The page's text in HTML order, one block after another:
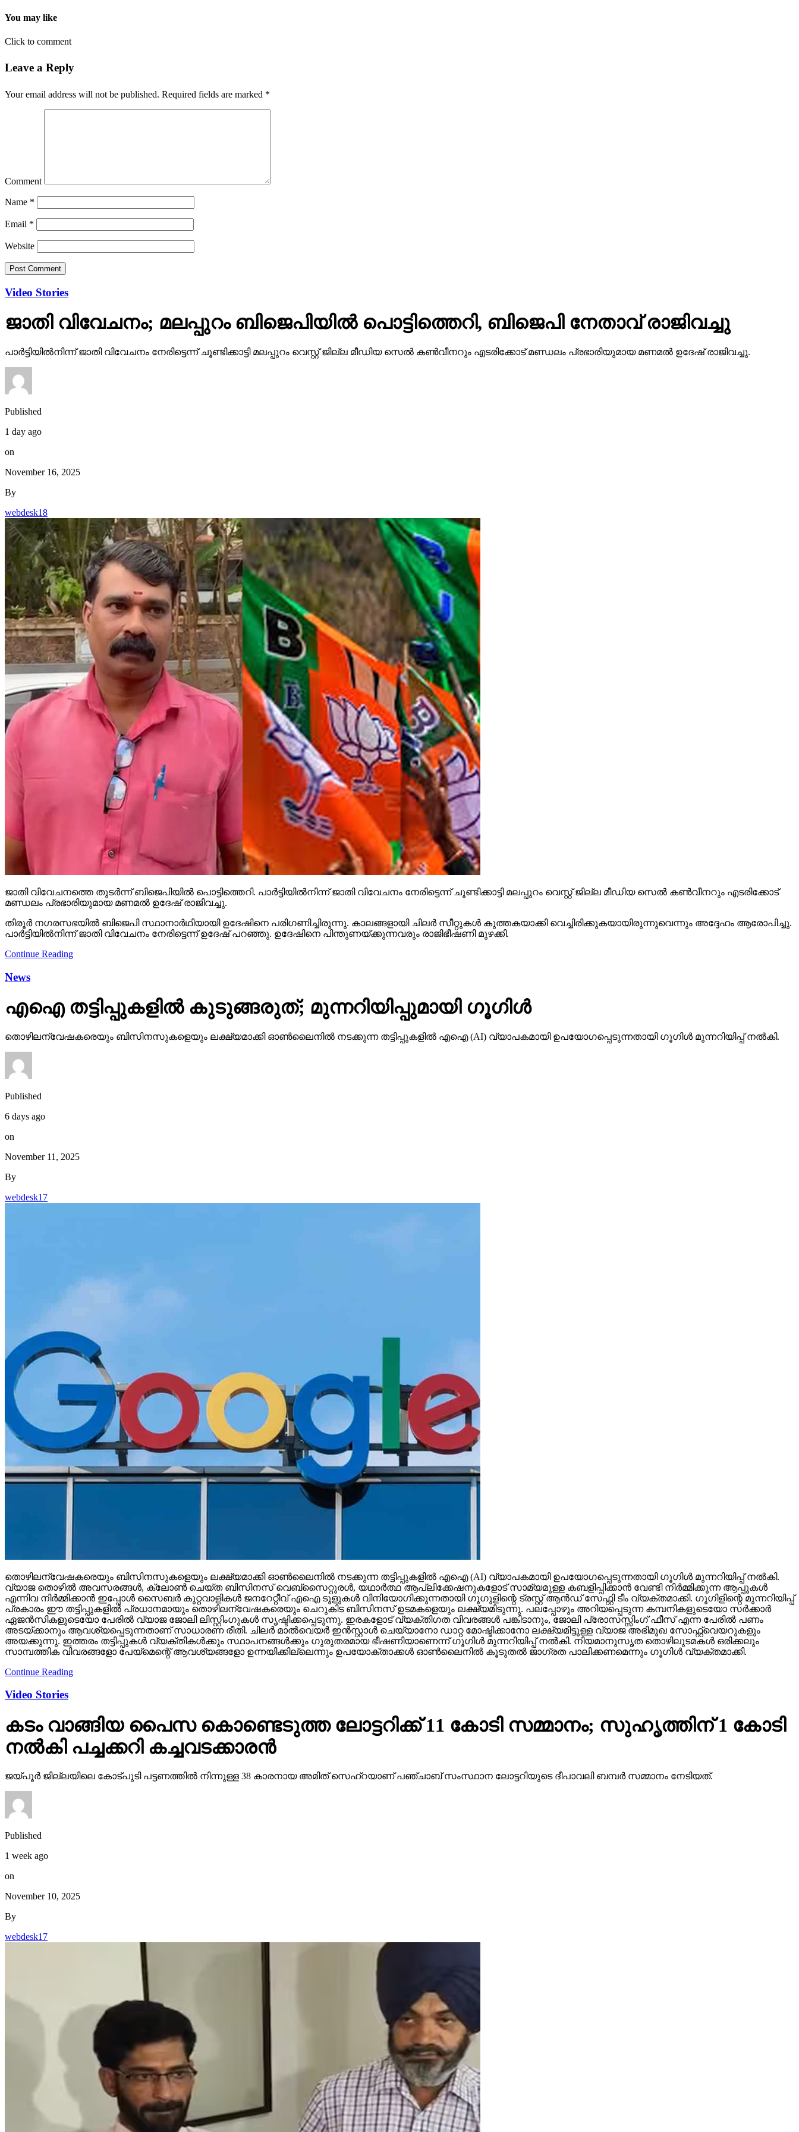
You may like
Click to comment
Leave a Reply
Your email address will not be published. Required fields are marked *
Comment
Name *
Email *
Website
Video Stories
ജാതി വിവേചനം; മലപ്പുറം ബിജെപിയില്‍ പൊട്ടിത്തെറി, ബിജെപി നേതാവ് രാജിവച്ചു
പാര്‍ട്ടിയില്‍നിന്ന് ജാതി വിവേചനം നേരിട്ടെന്ന് ചൂണ്ടിക്കാട്ടി മലപ്പുറം വെസ്റ്റ് ജില്ല മീഡിയ സെല്‍ കണ്‍വീനറും എടരിക്കോട് മണ്ഡലം പ്രഭാരിയുമായ മണമല്‍ ഉദേഷ് രാജിവച്ചു.
Published
1 day ago
on
November 16, 2025
By
webdesk18
ജാതി വിവേചനത്തെ തുടര്‍ന്ന് ബിജെപിയില്‍ പൊട്ടിത്തെറി. പാര്‍ട്ടിയില്‍നിന്ന് ജാതി വിവേചനം നേരിട്ടെന്ന് ചൂണ്ടിക്കാട്ടി മലപ്പുറം വെസ്റ്റ് ജില്ല മീഡിയ സെല്‍ കണ്‍വീനറും എടരിക്കോട്
മണ്ഡലം പ്രഭാരിയുമായ മണമല്‍ ഉദേഷ് രാജിവച്ചു.
തിരൂര്‍ നഗരസഭയില്‍ ബിജെപി സ്ഥാനാര്‍ഥിയായി ഉദേഷിനെ പരിഗണിച്ചിരുന്നു. കാലങ്ങളായി ചിലര്‍ സീറ്റുകള്‍ കുത്തകയാക്കി വെച്ചിരിക്കുകയായിരുന്നുവെന്നും അദ്ദേഹം ആരോപിച്ചു.
പാര്‍ട്ടിയില്‍നിന്ന് ജാതി വിവേചനം നേരിട്ടെന്ന് ഉദേഷ് പറഞ്ഞു. ഉദേഷിനെ പിന്തുണയ്ക്കുന്നവരും രാജിഭീഷണി മുഴക്കി.
Continue Reading
News
എഐ തട്ടിപ്പുകളില്‍ കുടുങ്ങരുത്; മുന്നറിയിപ്പുമായി ഗൂഗിള്‍
തൊഴിലന്വേഷകരെയും ബിസിനസുകളെയും ലക്ഷ്യമാക്കി ഓണ്‍ലൈനില്‍ നടക്കുന്ന തട്ടിപ്പുകളില്‍ എഐ (AI) വ്യാപകമായി ഉപയോഗപ്പെടുന്നതായി ഗൂഗിള്‍ മുന്നറിയിപ്പ് നല്‍കി.
Published
6 days ago
on
November 11, 2025
By
webdesk17
തൊഴിലന്വേഷകരെയും ബിസിനസുകളെയും ലക്ഷ്യമാക്കി ഓണ്‍ലൈനില്‍ നടക്കുന്ന തട്ടിപ്പുകളില്‍ എഐ (AI) വ്യാപകമായി ഉപയോഗപ്പെടുന്നതായി ഗൂഗിള്‍ മുന്നറിയിപ്പ് നല്‍കി.
വ്യാജ തൊഴില്‍ അവസരങ്ങള്‍, ക്ലോണ്‍ ചെയ്ത ബിസിനസ് വെബ്‌സൈറ്റുരള്‍, യഥാര്‍ത്ഥ ആപ്ലിക്കേഷനുകളോട് സാമ്യമുള്ള കബളിപ്പിക്കാന്‍ വേണ്ടി നിര്‍മ്മിക്കുന്ന ആപ്പുകള്‍
എന്നിവ നിര്‍മ്മിക്കാന്‍ ഇപ്പോള്‍ സൈബര്‍ കുറ്റവാളികള്‍ ജനറേറ്റീവ് എഐ ടൂളുകള്‍ വിനിയോഗിക്കുന്നതായി ഗൂഗുളിന്റെ ട്രസ്റ്റ് ആന്‍ഡ് സേഫ്റ്റി ടീം വ്യക്തമാക്കി. ഗൂഗിളിന്റെ മുന്നറിയിപ്പ്
പ്രകാരം ഈ തട്ടിപ്പുകളില്‍ പ്രധാനമായും തൊഴിലന്വേഷകരെയും ചെറുകിട ബിസിനസ് ഉടമകളെയും ലക്ഷ്യമിടുന്നു. പലപ്പോഴും അറിയപ്പെടുന്ന കമ്പനികളുടെയോ സര്‍ക്കാര്‍
ഏജന്‍സികളുടെയോ പേരില്‍ വ്യാജ ജോലി ലിസ്റ്റിംഗുകള്‍ സൃഷ്ടിക്കപ്പെടുന്നു. ഇരകളോട് വ്യക്തിഗത വിവരങ്ങള്‍ പങ്കിടാനും, ജോലി പ്രോസസ്സിംഗ് ഫീസ് എന്ന പേരില്‍ പണം
അടയ്ക്കാനും ആവശ്യപ്പെടുന്നതാണ് സാധാരണ രീതി. ചിലര്‍ മാല്‍വെയര്‍ ഇന്‍സ്റ്റാള്‍ ചെയ്യാനോ ഡാറ്റ മോഷ്ടിക്കാനോ ലക്ഷ്യമിട്ടുള്ള വ്യാജ അഭിമുഖ സോഫ്റ്റ്‌വെയറുകളും
അയക്കുന്നു. ഇത്തരം തട്ടിപ്പുകള്‍ വ്യക്തികള്‍ക്കും സ്ഥാപനങ്ങള്‍ക്കും ഗുരുതരമായ ഭീഷണിയാണെന്ന് ഗൂഗിള്‍ മുന്നറിയിപ്പ് നല്‍കി. നിയമാനുസൃത തൊഴിലുടമകള്‍ ഒരിക്കലും
സാമ്പത്തിക വിവരങ്ങളോ പേയ്‌മെന്റെ് ആവശ്യങ്ങളോ ഉന്നയിക്കില്ലെന്നും ഉപയോക്താക്കള്‍ ഓണ്‍ലൈനില്‍ കൂടുതല്‍ ജാഗ്രത പാലിക്കണമെന്നും ഗൂഗിള്‍ വ്യക്തമാക്കി.
Continue Reading
Video Stories
കടം വാങ്ങിയ പൈസ കൊണ്ടെടുത്ത ലോട്ടറിക്ക് 11 കോടി സമ്മാനം; സുഹൃത്തിന് 1 കോടി
നല്‍കി പച്ചക്കറി കച്ചവടക്കാരന്‍
ജയ്പൂര്‍ ജില്ലയിലെ കോട്പുടി പട്ടണത്തില്‍ നിന്നുള്ള 38 കാരനായ അമിത് സെഹ്‌റയാണ് പഞ്ചാബ് സംസ്ഥാന ലോട്ടറിയുടെ ദീപാവലി ബമ്പര്‍ സമ്മാനം നേടിയത്.
Published
1 week ago
on
November 10, 2025
By
webdesk17